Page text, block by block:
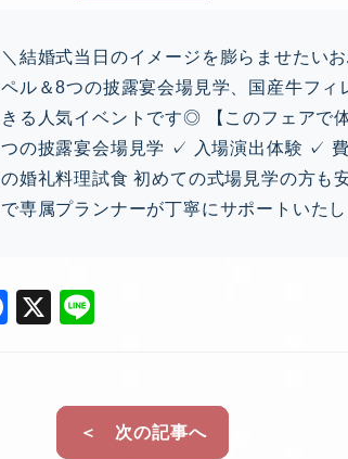
＼結婚式当日のイメージを膨らませたい
ペル＆8つの披露宴会場見学、国産牛フ
きる人気イベントです◎ 【このフェア
つの披露宴会場見学 ✓ 入場演出体験 ✓
の婚礼料理試食 初めての式場見学の方も
で専属プランナーが丁寧にサポートいた
F
X
＜ 次の記事へ